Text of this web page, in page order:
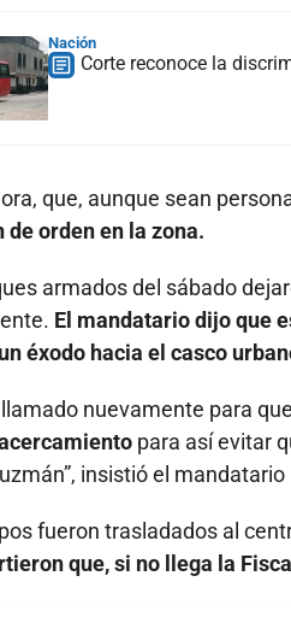
Nación
Corte reconoce la
que, aunque sean
de orden en la zona.
armados del sábado
El mandatario dijo que
éxodo hacia el casco
llamado nuevamente para
para así evitar
insistió el mandatario
fueron trasladados al
que, si no llega la